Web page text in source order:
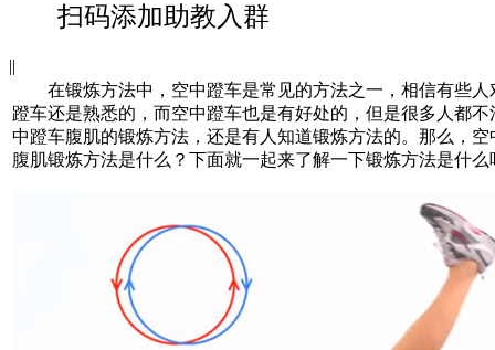
扫码添加助教入群
||
在锻炼方法中，空中蹬车是常见的方法之一，相信有些人
蹬车还是熟悉的，而空中蹬车也是有好处的，但是很多人都不
中蹬车腹肌的锻炼方法，还是有人知道锻炼方法的。那么，空
腹肌锻炼方法是什么？下面就一起来了解一下锻炼方法是什么